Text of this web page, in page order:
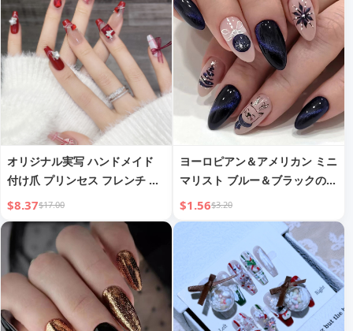
ネイルチップ
ハンドメイド ウェアラブルネイ
ル アーモンドネイル
オリジナル実写 ハンドメイド
付け爪 プリンセス フレンチ ロ
ング ジェントル ロマンチック
マニキュア 付け爪 ネイルシー
ル 業務用
$8.37$17.00
ヨーロピアン＆アメリカン ミニ
マリスト ブルー＆ブラックの夜
空 ネイルアートパーツ グリッ
ター スノーフレーク エルク ク
リスマス ナイト アーモンドシ
ェイプ ウェアラブルネイルアー
$1.56$3.20